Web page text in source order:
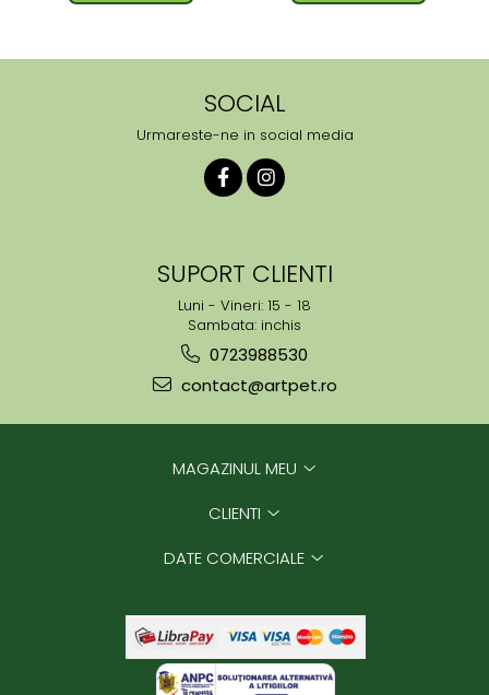
SOCIAL
Urmareste-ne in social media
SUPORT CLIENTI
Luni - Vineri: 15 - 18
Sambata: inchis
0723988530
contact@artpet.ro
MAGAZINUL MEU
CLIENTI
DATE COMERCIALE